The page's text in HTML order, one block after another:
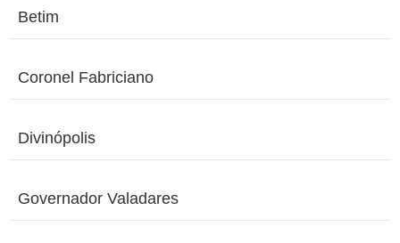
Betim
Coronel Fabriciano
Divinópolis
Governador Valadares